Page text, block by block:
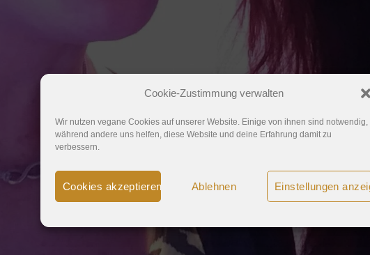
Cookie-Zustimmung verwalten
Wir nutzen vegane Cookies auf unserer Website. Einige von ihnen sind notwendig,
während andere uns helfen, diese Website und deine Erfahrung damit zu
verbessern.
Cookies akzeptieren Ablehnen Einstellungen